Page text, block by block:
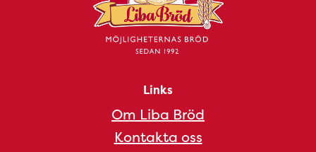
Links
Om Liba Bröd
Kontakta oss